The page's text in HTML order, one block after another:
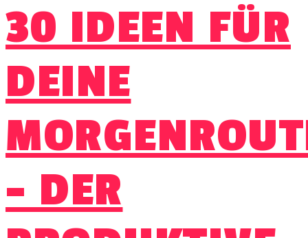
30 IDEEN FÜR
DEINE
– DER